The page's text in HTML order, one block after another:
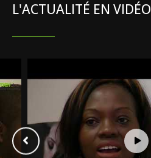
L'ACTUALITÉ EN VIDÉO